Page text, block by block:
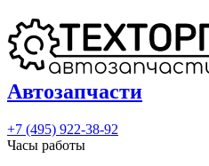
Автозапчасти
+7 (495) 922-38-92
Часы работы